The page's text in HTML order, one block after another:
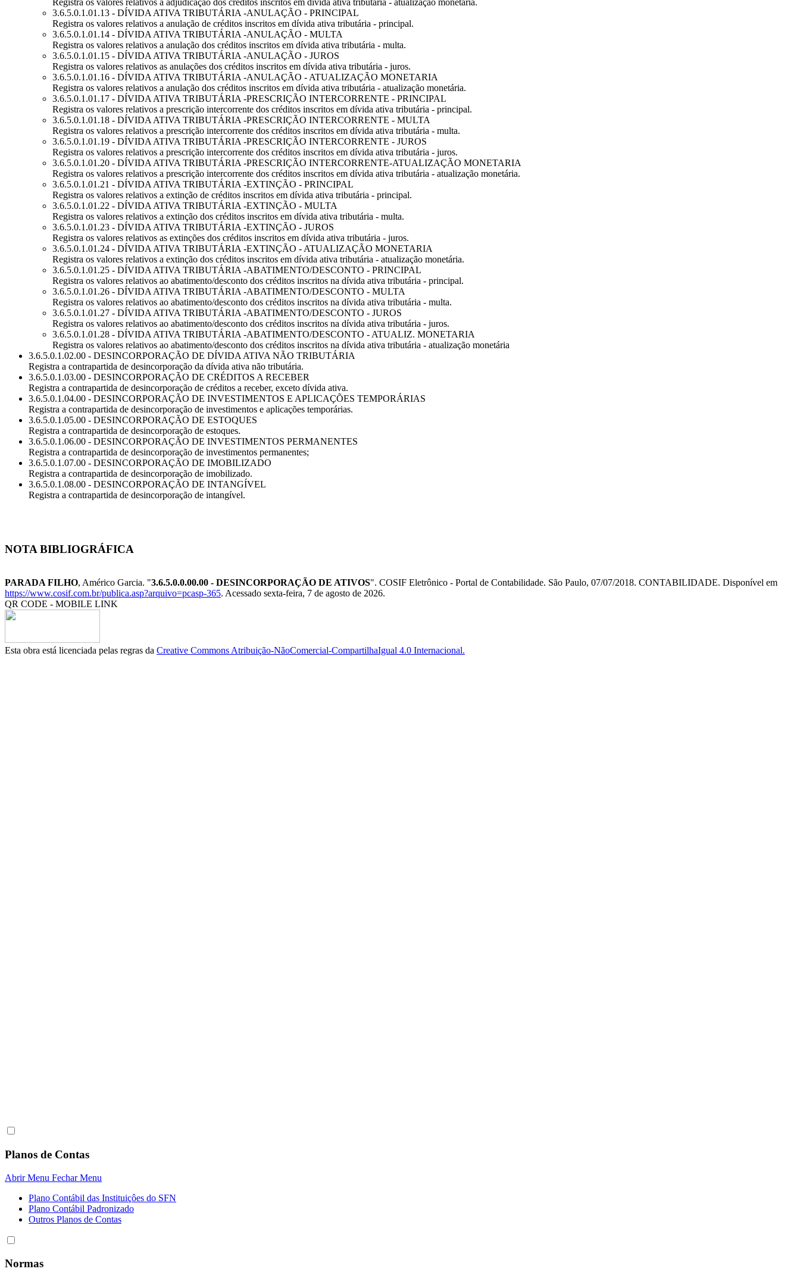
3.6.5.0.1.01.13 - DÍVIDA ATIVA TRIBUTÁRIA -ANULAÇÃO - PRINCIPAL
Registra os valores relativos a anulação de créditos inscritos em dívida ativa tributária - principal.
3.6.5.0.1.01.14 - DÍVIDA ATIVA TRIBUTÁRIA -ANULAÇÃO - MULTA
Registra os valores relativos a anulação dos créditos inscritos em dívida ativa tributária - multa.
3.6.5.0.1.01.15 - DÍVIDA ATIVA TRIBUTÁRIA -ANULAÇÃO - JUROS
Registra os valores relativos as anulações dos créditos inscritos em dívida ativa tributária - juros.
3.6.5.0.1.01.16 - DÍVIDA ATIVA TRIBUTÁRIA -ANULAÇÃO - ATUALIZAÇÃO MONETARIA
Registra os valores relativos a anulação dos créditos inscritos em dívida ativa tributária - atualização monetária.
3.6.5.0.1.01.17 - DÍVIDA ATIVA TRIBUTÁRIA -PRESCRIÇÃO INTERCORRENTE - PRINCIPAL
Registra os valores relativos a prescrição intercorrente dos créditos inscritos em dívida ativa tributária - principal.
3.6.5.0.1.01.18 - DÍVIDA ATIVA TRIBUTÁRIA -PRESCRIÇÃO INTERCORRENTE - MULTA
Registra os valores relativos a prescrição intercorrente dos créditos inscritos em dívida ativa tributária - multa.
3.6.5.0.1.01.19 - DÍVIDA ATIVA TRIBUTÁRIA -PRESCRIÇÃO INTERCORRENTE - JUROS
Registra os valores relativos a prescrição intercorrente dos créditos inscritos em dívida ativa tributária - juros.
3.6.5.0.1.01.20 - DÍVIDA ATIVA TRIBUTÁRIA -PRESCRIÇÃO INTERCORRENTE-ATUALIZAÇÃO MONETARIA
Registra os valores relativos a prescrição intercorrente dos créditos inscritos em dívida ativa tributária - atualização monetária.
3.6.5.0.1.01.21 - DÍVIDA ATIVA TRIBUTÁRIA -EXTINÇÃO - PRINCIPAL
Registra os valores relativos a extinção de créditos inscritos em dívida ativa tributária - principal.
3.6.5.0.1.01.22 - DÍVIDA ATIVA TRIBUTÁRIA -EXTINÇÃO - MULTA
Registra os valores relativos a extinção dos créditos inscritos em dívida ativa tributária - multa.
3.6.5.0.1.01.23 - DÍVIDA ATIVA TRIBUTÁRIA -EXTINÇÃO - JUROS
Registra os valores relativos as extinções dos créditos inscritos em dívida ativa tributária - juros.
3.6.5.0.1.01.24 - DÍVIDA ATIVA TRIBUTÁRIA -EXTINÇÃO - ATUALIZAÇÃO MONETARIA
Registra os valores relativos a extinção dos créditos inscritos em dívida ativa tributária - atualização monetária.
3.6.5.0.1.01.25 - DÍVIDA ATIVA TRIBUTÁRIA -ABATIMENTO/DESCONTO - PRINCIPAL
Registra os valores relativos ao abatimento/desconto dos créditos inscritos na dívida ativa tributária - principal.
3.6.5.0.1.01.26 - DÍVIDA ATIVA TRIBUTÁRIA -ABATIMENTO/DESCONTO - MULTA
Registra os valores relativos ao abatimento/desconto dos créditos inscritos na dívida ativa tributária - multa.
3.6.5.0.1.01.27 - DÍVIDA ATIVA TRIBUTÁRIA -ABATIMENTO/DESCONTO - JUROS
Registra os valores relativos ao abatimento/desconto dos créditos inscritos na dívida ativa tributária - juros.
3.6.5.0.1.01.28 - DÍVIDA ATIVA TRIBUTÁRIA -ABATIMENTO/DESCONTO - ATUALIZ. MONETARIA
Registra os valores relativos ao abatimento/desconto dos créditos inscritos na dívida ativa tributária - atualização monetária
3.6.5.0.1.02.00 - DESINCORPORAÇÃO DE DÍVIDA ATIVA NÃO TRIBUTÁRIA
Registra a contrapartida de desincorporação da dívida ativa não tributária.
3.6.5.0.1.03.00 - DESINCORPORAÇÃO DE CRÉDITOS A RECEBER
Registra a contrapartida de desincorporação de créditos a receber, exceto dívida ativa.
3.6.5.0.1.04.00 - DESINCORPORAÇÃO DE INVESTIMENTOS E APLICAÇÕES TEMPORÁRIAS
Registra a contrapartida de desincorporação de investimentos e aplicações temporárias.
3.6.5.0.1.05.00 - DESINCORPORAÇÃO DE ESTOQUES
Registra a contrapartida de desincorporação de estoques.
3.6.5.0.1.06.00 - DESINCORPORAÇÃO DE INVESTIMENTOS PERMANENTES
Registra a contrapartida de desincorporação de investimentos permanentes;
3.6.5.0.1.07.00 - DESINCORPORAÇÃO DE IMOBILIZADO
Registra a contrapartida de desincorporação de imobilizado.
3.6.5.0.1.08.00 - DESINCORPORAÇÃO DE INTANGÍVEL
Registra a contrapartida de desincorporação de intangível.
NOTA BIBLIOGRÁFICA
PARADA FILHO, Américo Garcia. "3.6.5.0.0.00.00 - DESINCORPORAÇÃO DE ATIVOS". COSIF Eletrônico - Portal de Contabilidade. São Paulo, 07/07/2018. CONTABILIDADE. Disponível em
https://www.cosif.com.br/publica.asp?arquivo=pcasp-365. Acessado sexta-feira, 7 de agosto de 2026.
QR CODE - MOBILE LINK
Esta obra está licenciada pelas regras da Creative Commons Atribuição-NãoComercial-CompartilhaIgual 4.0 Internacional.
Planos de Contas
Abrir Menu Fechar Menu
Plano Contábil das Instituiçôes do SFN
Plano Contábil Padronizado
Outros Planos de Contas
Normas